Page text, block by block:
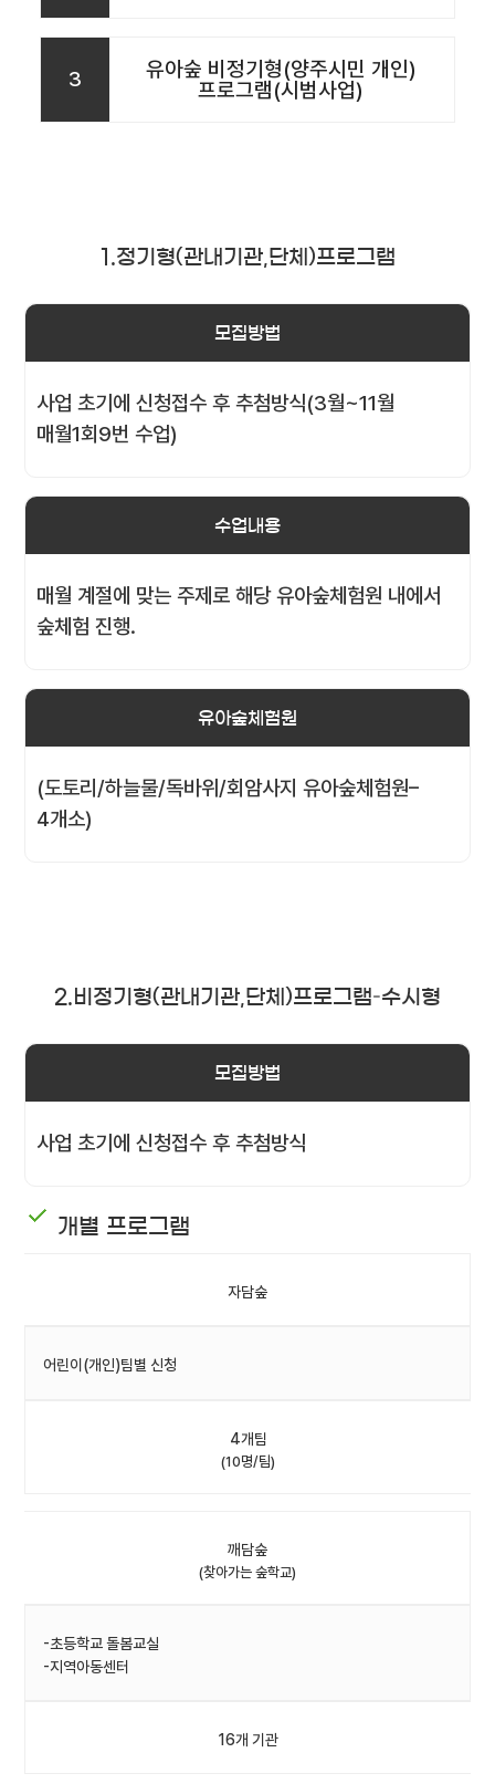
3
유아숲 비정기형(양주시민 개인)
프로그램(시범사업)
1.정기형(관내기관,단체)프로그램
모집방법
사업 초기에 신청접수 후 추첨방식(3월~11월
매월1회9번 수업)
수업내용
매월 계절에 맞는 주제로 해당 유아숲체험원 내에서
숲체험 진행.
유아숲체험원
(도토리/하늘물/독바위/회암사지 유아숲체험원–
4개소)
2.비정기형(관내기관,단체)프로그램–수시형
모집방법
사업 초기에 신청접수 후 추첨방식
개별 프로그램
자담숲
어린이(개인)팀별 신청
4개팀
(10명/팀)
깨담숲
(찾아가는 숲학교)
-초등학교 돌봄교실
-지역아동센터
16개 기관